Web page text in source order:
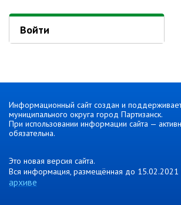
Войти
Информационный сайт создан и
муниципального округа город Партизанск.
При использовании информации сайта —
обязательна.
Это новая версия сайта.
Вся информация, размещённая до 15.02.2021
архиве